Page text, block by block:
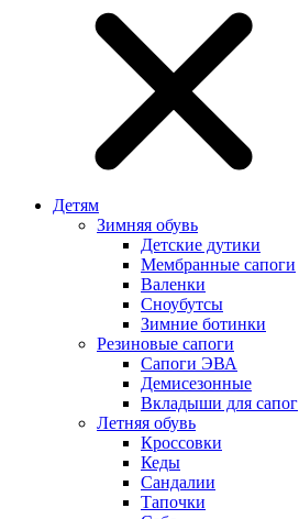
Детям
Зимняя обувь
Детские дутики
Мембранные сапоги
Валенки
Сноубутсы
Зимние ботинки
Резиновые сапоги
Сапоги ЭВА
Демисезонные
Вкладыши для сапог
Летняя обувь
Кроссовки
Кеды
Сандалии
Тапочки